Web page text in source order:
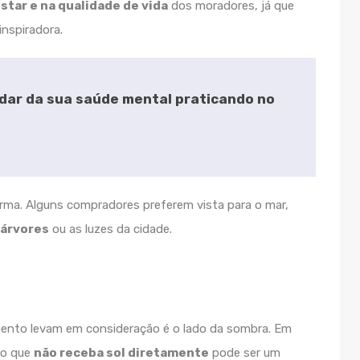
e na qualidade de vida dos moradores, já que
da sua saúde mental praticando no
Alguns compradores preferem vista para o mar,
ou as luzes da cidade.
levam em consideração é o lado da sombra. Em
que não receba sol diretamente pode ser um